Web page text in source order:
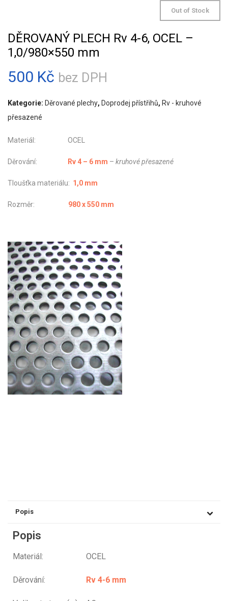
Out of Stock
DĚROVANÝ PLECH Rv 4-6, OCEL –
1,0/980×550 mm
500 Kč bez DPH
Kategorie: Děrované plechy, Doprodej přístřihů, Rv - kruhové
přesazené
Materiál: OCEL
Děrování: Rv 4 – 6 mm – kruhové přesazené
Tloušťka materiálu: 1,0 mm
Rozměr: 980 x 550 mm
Popis
Popis
Materiál: OCEL
Děrování: Rv 4-6 mm